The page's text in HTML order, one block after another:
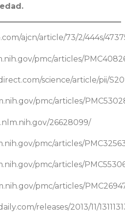
ajcn/article/73/2/444s/
pmc/articles/
science/article/pii/
pmc/articles/
26628099/
pmc/articles/
pmc/articles/
pmc/articles/
releases/2013/11/